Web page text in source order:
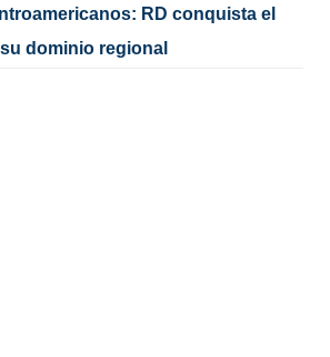
RD conquista el
dominio regional